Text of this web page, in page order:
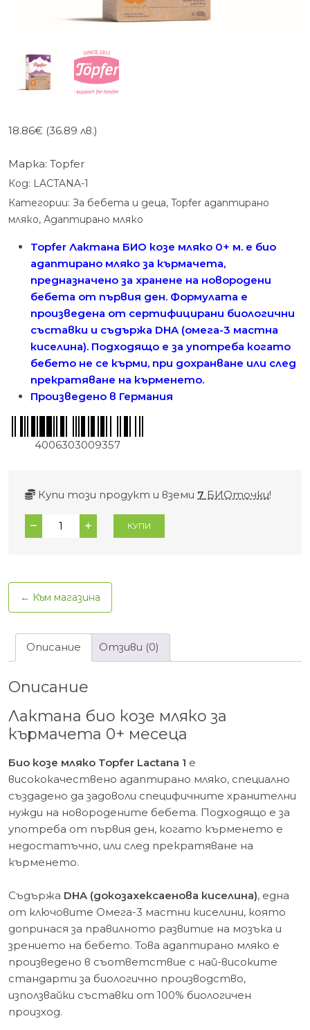
18.86€ (36.89 лв.)
Марка: Topfer
Код: LACTANA-1
Категории: За бебета и деца, Topfer адаптирано
мляко, Адаптирано мляко
Topfer Лактана БИО козе мляко 0+ м. е био
адаптирано мляко за кърмачета,
предназначено за хранене на новородени
бебета от първия ден. Формулата е
произведена от сертифицирани биологични
съставки и съдържа DHA (омега-3 мастна
киселина). Подходящо е за употреба когато
бебето не се кърми, при дохранване или след
прекратяване на кърменето.
Произведено в Германия
4006303009357
Купи този продукт и вземи 7 БИОточки!
количество
за
мляко
кърмачета
(+DHA)
400
КУПИ
← Към магазина
Описание Отзиви (0)
Описание
Лактана био козе мляко за
кърмачета 0+ месеца
Био козе мляко Topfer Lactana 1 е
висококачествено адаптирано мляко, специално
създадено да задоволи специфичните хранителни
нужди на новородените бебета. Подходящо е за
употреба от първия ден, когато кърменето е
недостатъчно, или след прекратяване на
кърменето.
Съдържа DHA (докозахексаенова киселина), една
от ключовите Омега-3 мастни киселини, която
допринася за правилното развитие на мозъка и
зрението на бебето. Това адаптирано мляко е
произведено в съответствие с най-високите
стандарти за биологично производство,
използвайки съставки от 100% биологичен
произход.